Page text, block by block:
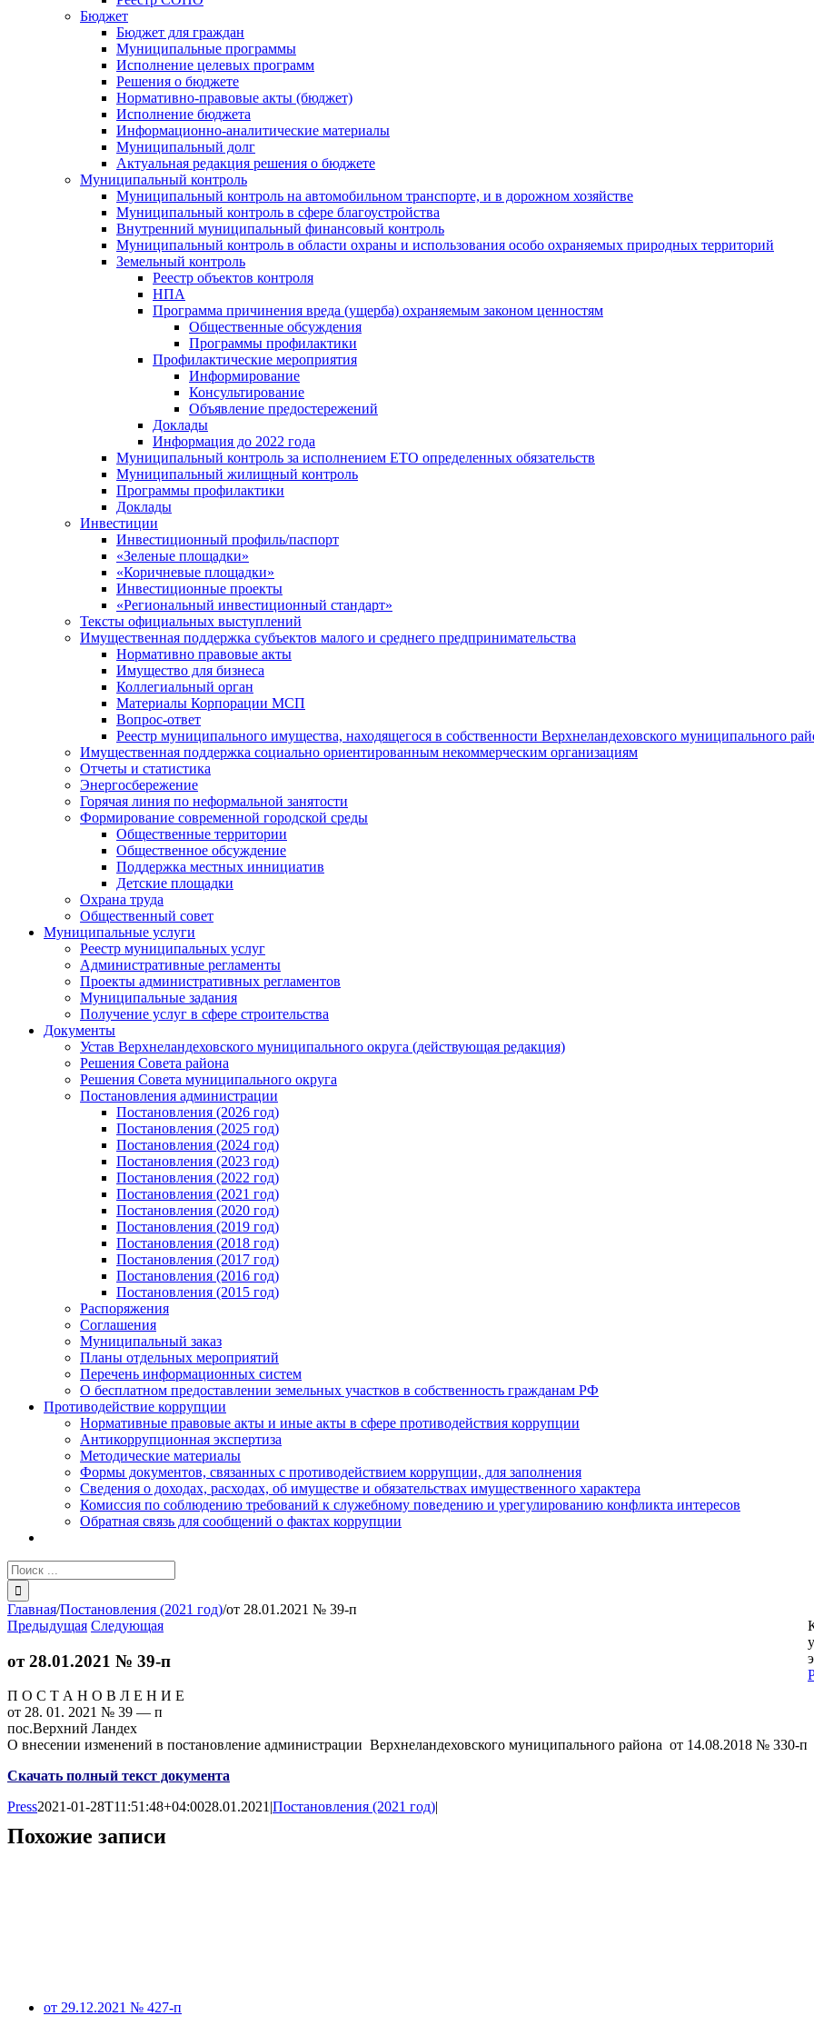
Бюджет
Бюджет для граждан
Муниципальные программы
Исполнение целевых программ
Решения о бюджете
Нормативно-правовые акты (бюджет)
Исполнение бюджета
Информационно-аналитические материалы
Муниципальный долг
Актуальная редакция решения о бюджете
Муниципальный контроль
Муниципальный контроль на автомобильном транспорте, и в дорожном хозяйстве
Муниципальный контроль в сфере благоустройства
Внутренний муниципальный финансовый контроль
Муниципальный контроль в области охраны и использования особо охраняемых природных территорий
Земельный контроль
Реестр объектов контроля
НПА
Программа причинения вреда (ущерба) охраняемым законом ценностям
Общественные обсуждения
Программы профилактики
Профилактические мероприятия
Информирование
Консультирование
Объявление предостережений
Доклады
Информация до 2022 года
Муниципальный контроль за исполнением ЕТО определенных обязательств
Муниципальный жилищный контроль
Программы профилактики
Доклады
Инвестиции
Инвестиционный профиль/паспорт
«Зеленые площадки»
«Коричневые площадки»
Инвестиционные проекты
«Региональный инвестиционный стандарт»
Тексты официальных выступлений
Имущественная поддержка субъектов малого и среднего предпринимательства
Нормативно правовые акты
Имущество для бизнеса
Коллегиальный орган
Материалы Корпорации МСП
Вопрос-ответ
Реестр муниципального имущества, находящегося в собственности Верхнеландеховского муниципального
Имущественная поддержка социально ориентированным некоммерческим организациям
Отчеты и статистика
Энергосбережение
Горячая линия по неформальной занятости
Формирование современной городской среды
Общественные территории
Общественное обсуждение
Поддержка местных иннициатив
Детские площадки
Охрана труда
Общественный совет
Муниципальные услуги
Реестр муниципальных услуг
Административные регламенты
Проекты административных регламентов
Муниципальные задания
Получение услуг в сфере строительства
Документы
Устав Верхнеландеховского муниципального округа (действующая редакция)
Решения Совета района
Решения Совета муниципального округа
Постановления администрации
Постановления (2026 год)
Постановления (2025 год)
Постановления (2024 год)
Постановления (2023 год)
Постановления (2022 год)
Постановления (2021 год)
Постановления (2020 год)
Постановления (2019 год)
Постановления (2018 год)
Постановления (2017 год)
Постановления (2016 год)
Постановления (2015 год)
Распоряжения
Соглашения
Муниципальный заказ
Планы отдельных мероприятий
Перечень информационных систем
О бесплатном предоставлении земельных участков в собственность гражданам РФ
Противодействие коррупции
Нормативные правовые акты и иные акты в сфере противодействия коррупции
Антикоррупционная экспертиза
Методические материалы
Формы документов, связанных с противодействием коррупции, для заполнения
Сведения о доходах, расходах, об имуществе и обязательствах имущественного характера
Комиссия по соблюдению требований к служебному поведению и урегулированию конфликта интересов
Обратная связь для сообщений о фактах коррупции
Результат
поиска:
Главная/Постановления (2021 год)/от 28.01.2021 № 39-п
Предыдущая Следующая
от 28.01.2021 № 39-п
П О С Т А Н О В Л Е Н И Е
от 28. 01. 2021 № 39 — п
пос.Верхний Ландех
О внесении изменений в постановление администрации Верхнеландеховского муниципального района от 14.08.2018 № 330-п
Скачать полный текст документа
Press2021-01-28T11:51:48+04:0028.01.2021|Постановления (2021 год)|
Похожие записи
от 29.12.2021 № 427-п